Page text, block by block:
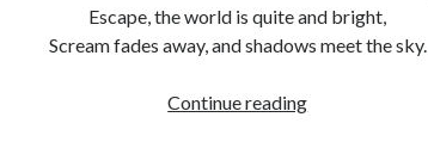
Escape, the world is quite and bright,
Scream fades away, and shadows meet the sky.
Continue readingSweet